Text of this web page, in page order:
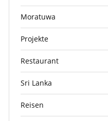
Moratuwa
Projekte
Restaurant
Sri Lanka
Reisen